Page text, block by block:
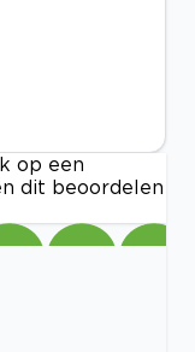
op een
dit beoordelen